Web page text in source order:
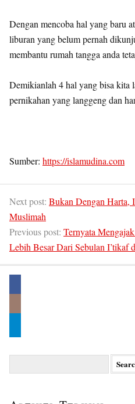
Dengan mencoba hal yang baru
liburan yang belum pernah
membantu rumah tangga anda
Demikianlah 4 hal yang bisa kita
pernikahan yang langgeng dan
Sumber: https://islamudina.com
Next post: Bukan Dengan Harta,
Muslimah
Previous post: Ternyata
Lebih Besar Dari Sebulan I’tikaf